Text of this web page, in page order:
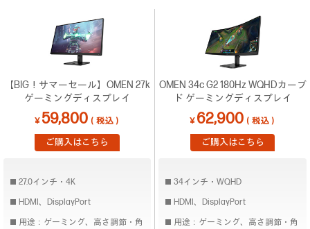
【BIG！サマーセール】OMEN 27k
ゲーミングディスプレイ
￥ 59,800 （税込）
ご購入はこちら
27.0インチ・4K
HDMI、DisplayPort
用途：ゲーミング、高さ調節・角
OMEN 34c G2 180Hz WQHDカーブ
ド ゲーミングディスプレイ
￥ 62,900 （税込）
ご購入はこちら
34インチ・WQHD
HDMI、DisplayPort
用途：ゲーミング、高さ調節・角